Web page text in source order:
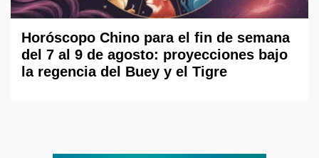
Horóscopo Chino para el fin de semana
del 7 al 9 de agosto: proyecciones bajo
la regencia del Buey y el Tigre